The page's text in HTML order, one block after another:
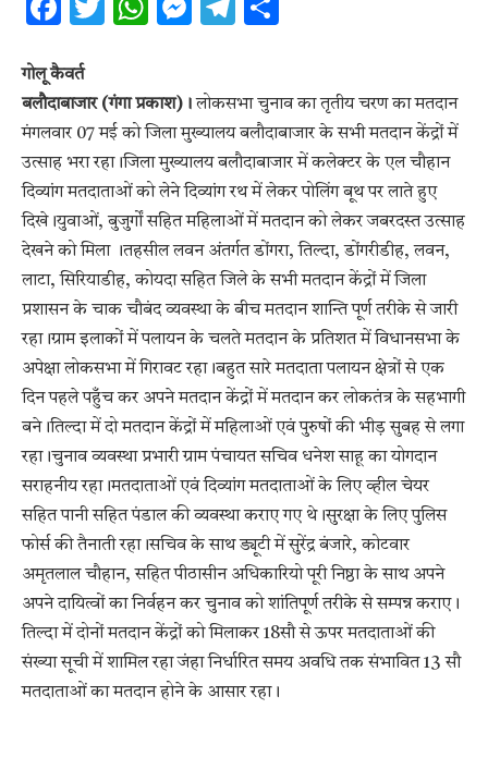
Facebook
Twitter
WhatsApp
Messenger
Telegram
गोलू कैवर्त
बलौदाबाजार (गंगा प्रकाश)।लोकसभा चुनाव का तृतीय चरण का मतदान
मंगलवार 07 मई को जिला मुख्यालय बलौदाबाजार के सभी मतदान केंद्रों में
उत्साह भरा रहा।जिला मुख्यालय बलौदाबाजार में कलेक्टर के एल चौहान
दिव्यांग मतदाताओं को लेने दिव्यांग रथ में लेकर पोलिंग बूथ पर लाते हुए
दिखे।युवाओं, बुजुर्गों सहित महिलाओं में मतदान को लेकर जबरदस्त उत्साह
देखने को मिला ।तहसील लवन अंतर्गत डोंगरा, तिल्दा, डोंगरीडीह, लवन,
लाटा, सिरियाडीह, कोयदा सहित जिले के सभी मतदान केंद्रों में जिला
प्रशासन के चाक चौबंद व्यवस्था के बीच मतदान शान्ति पूर्ण तरीके से जारी
रहा।ग्राम इलाकों में पलायन के चलते मतदान के प्रतिशत में विधानसभा के
अपेक्षा लोकसभा में गिरावट रहा।बहुत सारे मतदाता पलायन क्षेत्रों से एक
दिन पहले पहुँच कर अपने मतदान केंद्रों में मतदान कर लोकतंत्र के सहभागी
बने।तिल्दा में दो मतदान केंद्रों में महिलाओं एवं पुरुषों की भीड़ सुबह से लगा
रहा।चुनाव व्यवस्था प्रभारी ग्राम पंचायत सचिव धनेश साहू का योगदान
सराहनीय रहा।मतदाताओं एवं दिव्यांग मतदाताओं के लिए व्हील चेयर
सहित पानी सहित पंडाल की व्यवस्था कराए गए थे।सुरक्षा के लिए पुलिस
फोर्स की तैनाती रहा।सचिव के साथ ड्यूटी में सुरेंद्र बंजारे, कोटवार
अमृतलाल चौहान, सहित पीठासीन अधिकारियो पूरी निष्ठा के साथ अपने
अपने दायित्वों का निर्वहन कर चुनाव को शांतिपूर्ण तरीके से सम्पन्न कराए।
तिल्दा में दोनों मतदान केंद्रों को मिलाकर 18सौ से ऊपर मतदाताओं की
संख्या सूची में शामिल रहा जंहा निर्धारित समय अवधि तक संभावित 13 सौ
मतदाताओं का मतदान होने के आसार रहा।